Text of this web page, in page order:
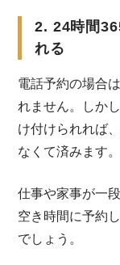
2. 24時間
れる
電話予約の場合
れません。しか
け付けられれば
なくて済みます。
仕事や家事が一
空き時間に予約
でしょう。